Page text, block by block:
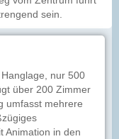
sein.
nur 500
über 200 Zimmer
umfasst mehrere
Animation in den